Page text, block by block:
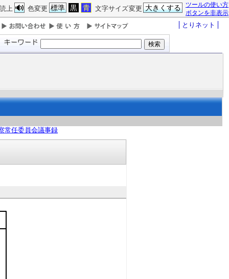
ツールの使い方
ボタンを非表示
文字サイズ変更 大きくする
色変更 標準 黒 青
上
とりネット
常任委員会議事録